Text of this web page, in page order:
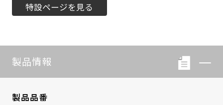
特設ページを見る
製品情報
製品品番